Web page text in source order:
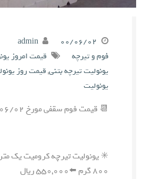
۰۰/۰۶/۰۲ admin
فوم و تیرچه
قیمت امروز
یونولیت تیرچه بتنی,قیمت روز
یونولیت
📆 قیمت فوم سقفی مورخ ۰۰/۰۶/۰۲
۸۰۰ گرم ⬅️۵۵۰,۰۰۰ ریال